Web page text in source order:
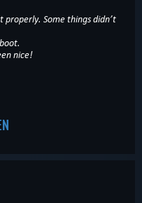
Some things didn’t
nice!